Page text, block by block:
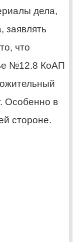
дела,
заявлять
что
№12.8 КоАП
Особенно в
стороне.